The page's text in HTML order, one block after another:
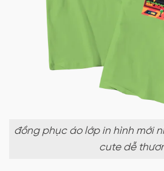
đồng phục áo lớp in hình mới
cute dễ